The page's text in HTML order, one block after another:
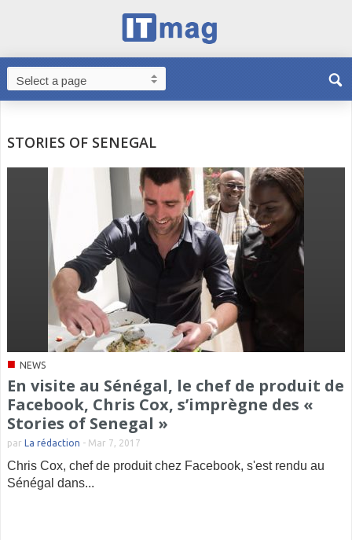
STORIES OF SENEGAL
■ NEWS
En visite au Sénégal, le chef de produit de
Facebook, Chris Cox, s’imprègne des «
Stories of Senegal »
par La rédaction - Mar 7, 2017
Chris Cox, chef de produit chez Facebook, s'est rendu au
Sénégal dans...